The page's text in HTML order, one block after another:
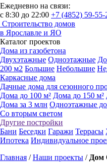
Ежедневно на связи:
с 8:30 до 22:00 +7 (4852) 59-55-
Строительство домов
в Ярославле и ЯО
Каталог проектов
Дома из газобетона
Двухэтажные Одноэтажные
200 м2 Большие Небольшие
Каркасные дома
Дачные дома для сезонного
Дома до 100 м² Дома до 150 м²
Дома за 3 млн Одноэтажные
Со вторым светом
Другие постройки
Бани Беседки Гаражи Террасы
Ипотека Индивидуальное
Главная /Наши проекты / Дом